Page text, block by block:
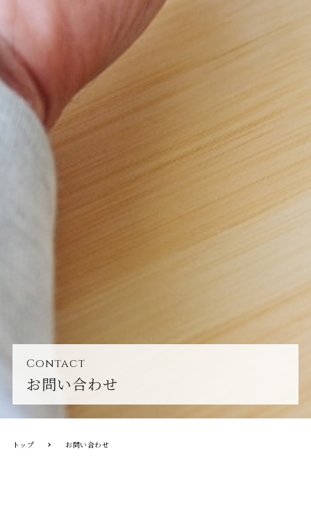
Contact
お問い合わせ
トップ お問い合わせ